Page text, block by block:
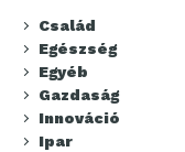
Család
Egészség
Egyéb
Gazdaság
Innováció
Ipar